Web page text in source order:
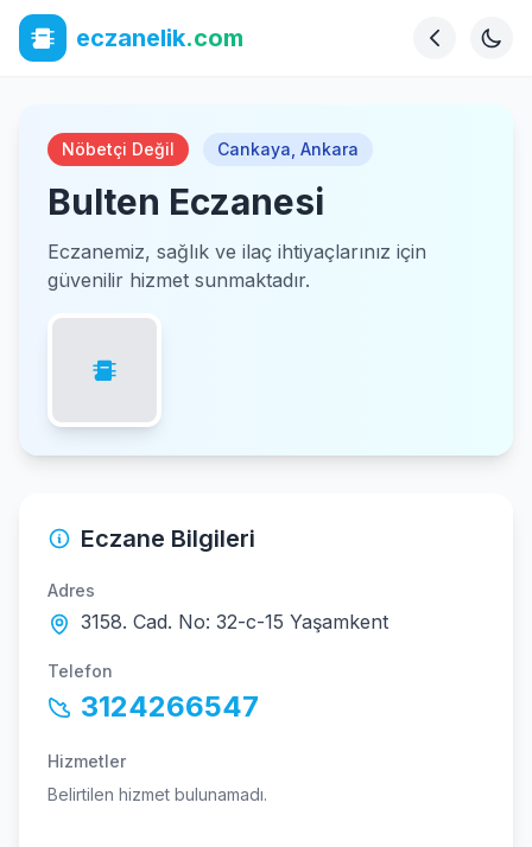
eczanelik.com
Nöbetçi Değil Cankaya Ankara
Bulten Eczanesi
Eczanemiz, sağlık ve ilaç ihtiyaçlarınız için
güvenilir hizmet sunmaktadır.
Eczane Bilgileri
Adres
3158. Cad. No: 32-c-15 Yaşamkent
Telefon
3124266547
Hizmetler
Belirtilen hizmet bulunamadı.